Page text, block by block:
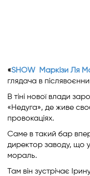
«SHOW Маркізи Ля
глядача в
В тіні нової влади
«Недуга», де живе
провокаціях.
Саме в такий бар
директор заводу, що
мораль.
Там він зустрічає